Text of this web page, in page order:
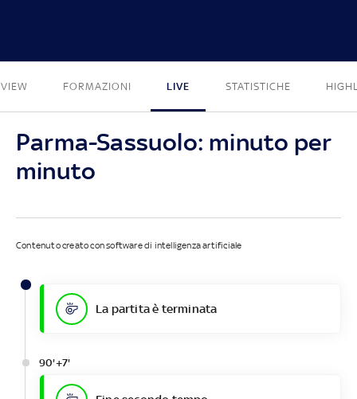
FORMAZIONI LIVE STATISTICHE
Parma-Sassuolo: minuto per
minuto
Contenuto creato con software di intelligenza artificiale
La partita è terminata
90'+7'